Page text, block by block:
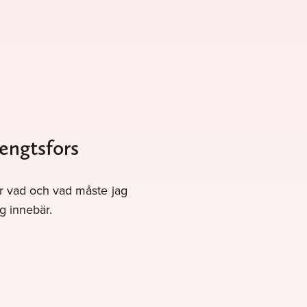
vad och vad måste jag
innebär.